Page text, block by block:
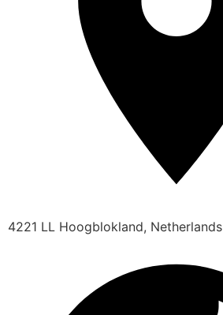
4221 LL Hoogblokland, Netherlands